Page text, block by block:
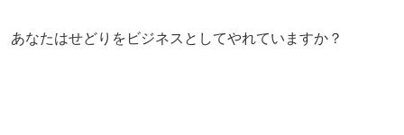
あなたはせどりをビジネスとしてやれていますか？